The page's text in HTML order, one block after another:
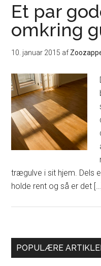
Et par
omkring
10. januar 2015 af
trægulve i sit hjem. Dels
holde rent og så er det
POPULÆRE